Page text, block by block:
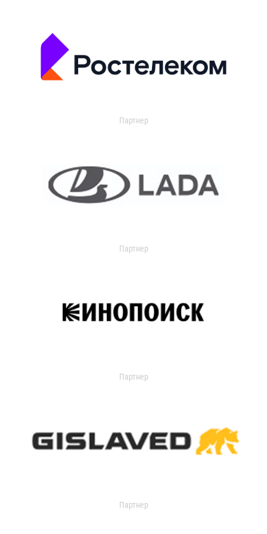
Партнер
Партнер
Партнер
Партнер